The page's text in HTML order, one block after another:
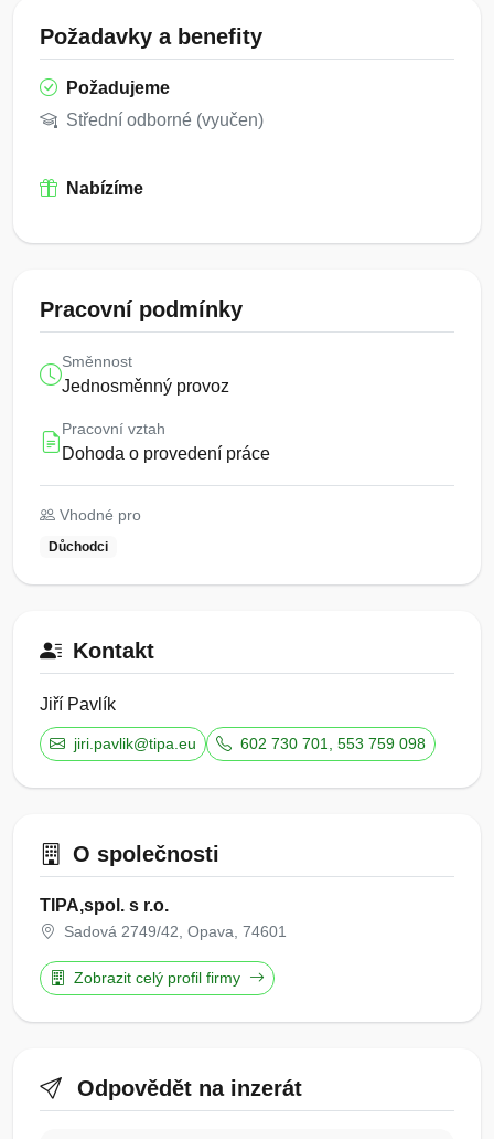
Požadavky a benefity
Požadujeme
Střední odborné (vyučen)
Nabízíme
Pracovní podmínky
Směnnost
Jednosměnný provoz
Pracovní vztah
Dohoda o provedení práce
Vhodné pro
Důchodci
Kontakt
Jiří Pavlík
jiri.pavlik@tipa.eu 602 730 701, 553 759 098
O společnosti
TIPA,spol. s r.o.
Sadová 2749/42, Opava, 74601
Zobrazit celý profil firmy
Odpovědět na inzerát